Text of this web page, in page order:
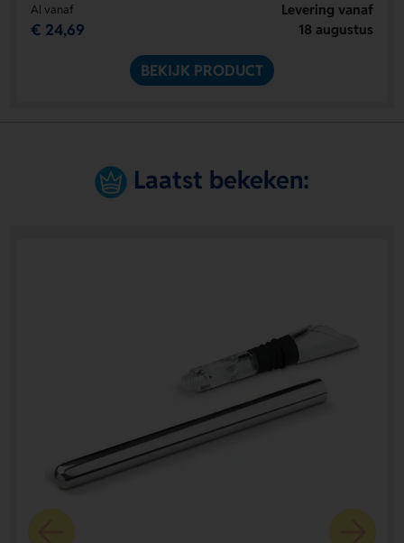
Al vanaf
€ 24,69
Levering vanaf
18 augustus
BEKIJK PRODUCT
Laatst bekeken: